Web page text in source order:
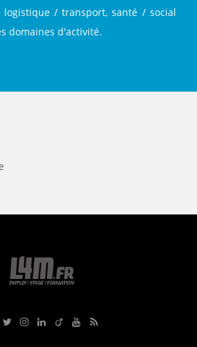
/ transport, santé / social
domaines d'activité.